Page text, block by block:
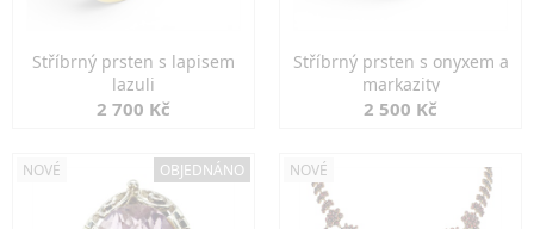
Stříbrný prsten s lapisem
lazuli
2 700 Kč
Stříbrný prsten s onyxem a
markazity
2 500 Kč
NOVÉ OBJEDNÁNO NOVÉ